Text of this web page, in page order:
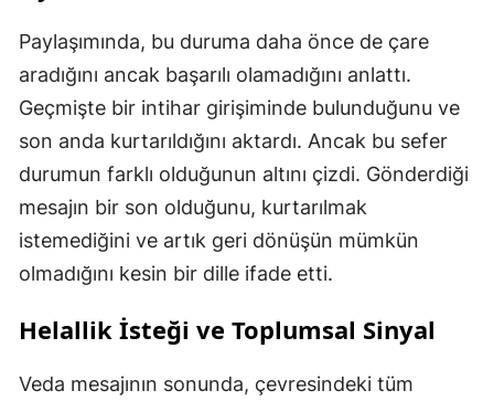
Paylaşımında, bu duruma daha önce de çare
aradığını ancak başarılı olamadığını anlattı.
Geçmişte bir intihar girişiminde bulunduğunu ve
son anda kurtarıldığını aktardı. Ancak bu sefer
durumun farklı olduğunun altını çizdi. Gönderdiği
mesajın bir son olduğunu, kurtarılmak
istemediğini ve artık geri dönüşün mümkün
olmadığını kesin bir dille ifade etti.
Helallik İsteği ve Toplumsal Sinyal
Veda mesajının sonunda, çevresindeki tüm